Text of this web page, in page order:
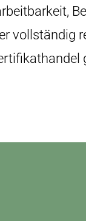
vollständig